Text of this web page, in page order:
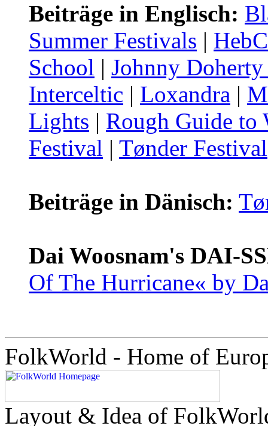
Beiträge in Englisch:
Summer Festivals |
School | Johnny
Interceltic | Loxandra |
Lights | Rough Guide to
Festival | Tønder Festival
Beiträge in Dänisch:
Dai Woosnam's DAI-
Of The Hurricane« by
FolkWorld - Home of
Layout & Idea of